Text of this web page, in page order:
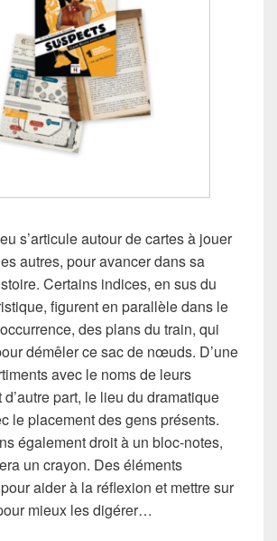
s’articule autour de cartes à jouer
autres, pour avancer dans sa
Certains indices, en sus du
figurent en parallèle dans le
des plans du train, qui
démêler ce sac de nœuds. D’une
avec le noms de leurs
part, le lieu du dramatique
le placement des gens présents.
également droit à un bloc-notes,
un crayon. Des éléments
aider à la réflexion et mettre sur
mieux les digérer…